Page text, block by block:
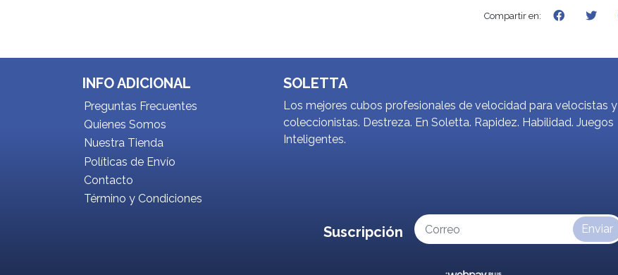
Compartir en:
INFO ADICIONAL
Preguntas Frecuentes
Quienes Somos
Nuestra Tienda
Políticas de Envío
Contacto
Término y Condiciones
SOLETTA
Los mejores cubos profesionales de velocidad para velocistas y
coleccionistas. Destreza. En Soletta. Rapidez. Habilidad. Juegos
Inteligentes.
Suscripción Enviar